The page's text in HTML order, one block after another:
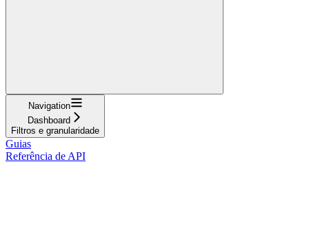
Navigation
Dashboard
Filtros e granularidade
Guias
Referência de API